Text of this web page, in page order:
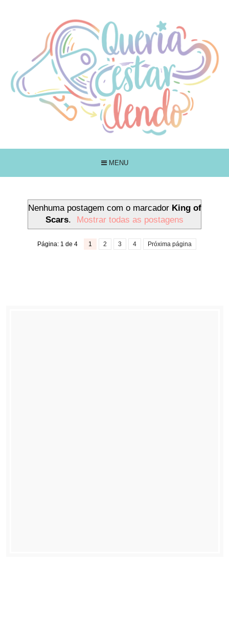
MENU
Nenhuma postagem com o marcador King of
Scars. Mostrar todas as postagens
Página: 1 de 4 1 2 3 4 Próxima página